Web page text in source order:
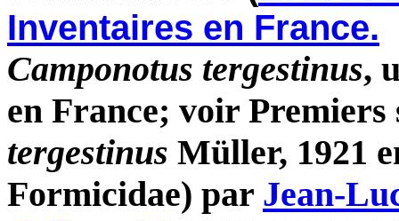
Inventaires en France.
Camponotus tergestinus,
en France; voir Premiers
tergestinus Müller, 1921
Formicidae) par Jean-